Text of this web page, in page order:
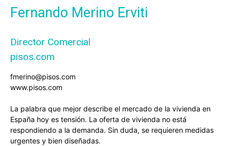
Fernando Merino Erviti
Director Comercial
pisos.com
fmerino@pisos.com
www.pisos.com
La palabra que mejor describe el mercado de la vivienda en
España hoy es tensión. La oferta de vivienda no está
respondiendo a la demanda. Sin duda, se requieren medidas
urgentes y bien diseñadas.